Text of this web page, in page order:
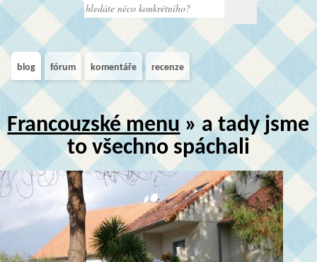
blog fórum komentáře recenze
Francouzské menu» a tady jsme
to všechno spáchali